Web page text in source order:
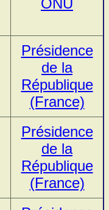
Présidence
de la
République
(France)
Présidence
de la
République
(France)